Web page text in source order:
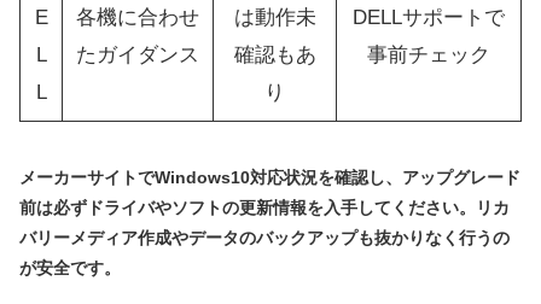
E
L
L
各機に合わせ
たガイダンス
は動作未
確認もあ
り
DELLサポートで
事前チェック
メーカーサイトでWindows10対応状況を確認し、アップグレード
前は必ずドライバやソフトの更新情報を入手してください。リカ
バリーメディア作成やデータのバックアップも抜かりなく行うの
が安全です。